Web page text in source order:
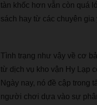
tàn khốc hơn vẫn còn quá
sách hay từ các chuyên gia
Tình trạng như vậy về cơ bả
từ d ịch vụ kho vận Hy L ạp c
Ngày nay, nó đề cập trong t
người chơi d ựa vào sự phâ